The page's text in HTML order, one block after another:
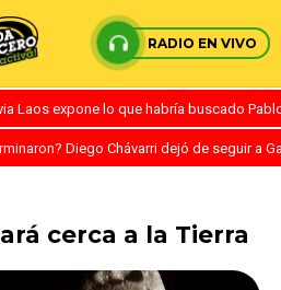
RADIO EN VIVO
Laos expone lo que habría buscado
Diego Chávarri dejó de seguir a
cerca a la Tierra